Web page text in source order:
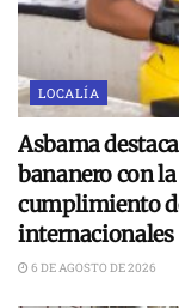
LOCALÍA
Asbama
bananero con
cumplimiento
internacionales
6 DE AGOSTO DE 2026